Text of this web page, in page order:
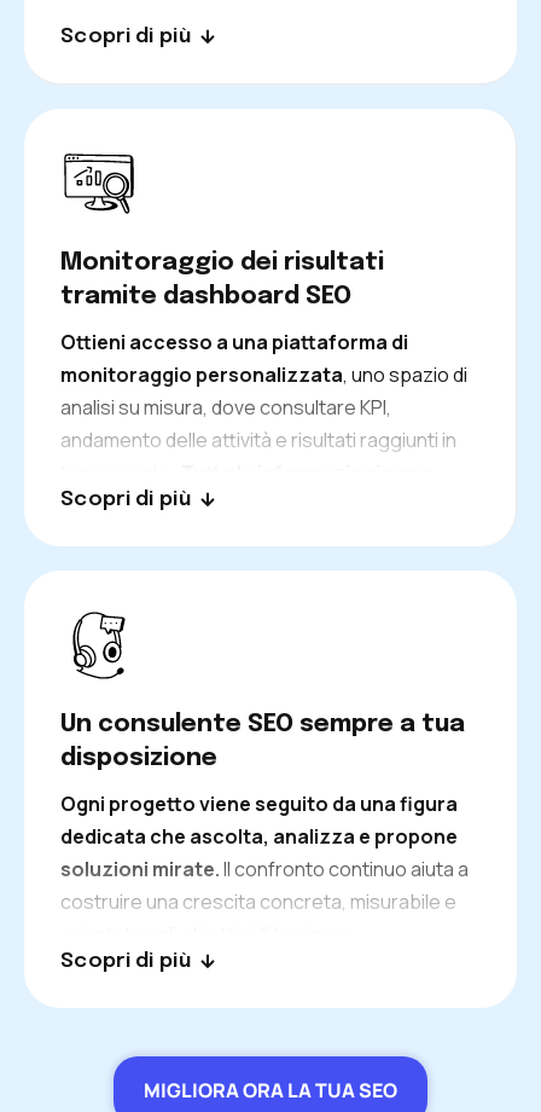
Scopri di più
Monitoraggio dei risultati
tramite dashboard SEO
Ottieni accesso a una piattaforma di
monitoraggio personalizzata, uno spazio di
analisi su misura, dove consultare KPI,
andamento delle attività e risultati raggiunti in
immediatamente disponibili
misurare con precisione i risultati ottenuti.
Scopri di più
Un consulente SEO sempre a tua
disposizione
Ogni progetto viene seguito da una figura
dedicata che ascolta, analizza e propone
soluzioni mirate.Il confronto continuo aiuta a
costruire una crescita concreta, misurabile e
Scopri di più
MIGLIORA ORA LA TUA SEO